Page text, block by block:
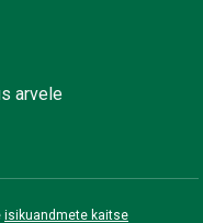
arvele
isikuandmete kaitse